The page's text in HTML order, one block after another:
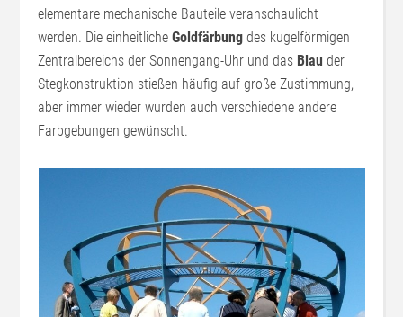
elementare mechanische Bauteile veranschaulicht
werden. Die einheitlicheGoldfärbung des kugelförmigen
Zentralbereichs der Sonnengang-Uhr und das Blauder
Stegkonstruktion stießen häufig auf große Zustimmung,
aber immer wieder wurden auch verschiedene andere
Farbgebungen gewünscht.